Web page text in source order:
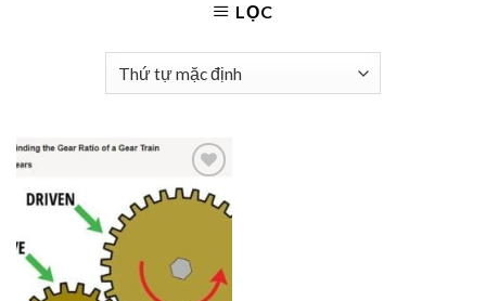
LỌC
Add to
Wishlist